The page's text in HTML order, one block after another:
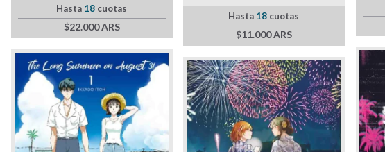
Hasta 18 cuotas
$22.000 ARS
Hasta 18 cuotas
$11.000 ARS